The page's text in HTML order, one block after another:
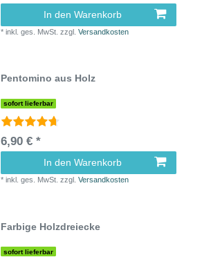
In den Warenkorb
*inkl. ges. MwSt. zzgl.Versandkosten
Pentomino aus Holz
sofort lieferbar
6,90 € *
In den Warenkorb
*inkl. ges. MwSt. zzgl.Versandkosten
Farbige Holzdreiecke
sofort lieferbar